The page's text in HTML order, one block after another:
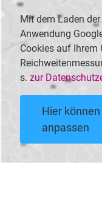
Mit dem Laden
Anwendung
Cookies auf Ihrem
s. zur
Hier
anpassen